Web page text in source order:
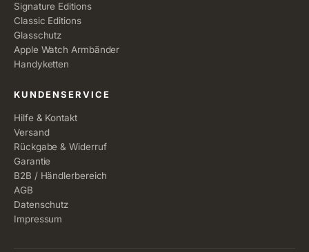
Signature Editions
Classic Editions
Glasschutz
Apple Watch Armbänder
Handyketten
KUNDENSERVICE
Hilfe & Kontakt
Versand
Rückgabe & Widerruf
Garantie
B2B / Händlerbereich
AGB
Datenschutz
Impressum